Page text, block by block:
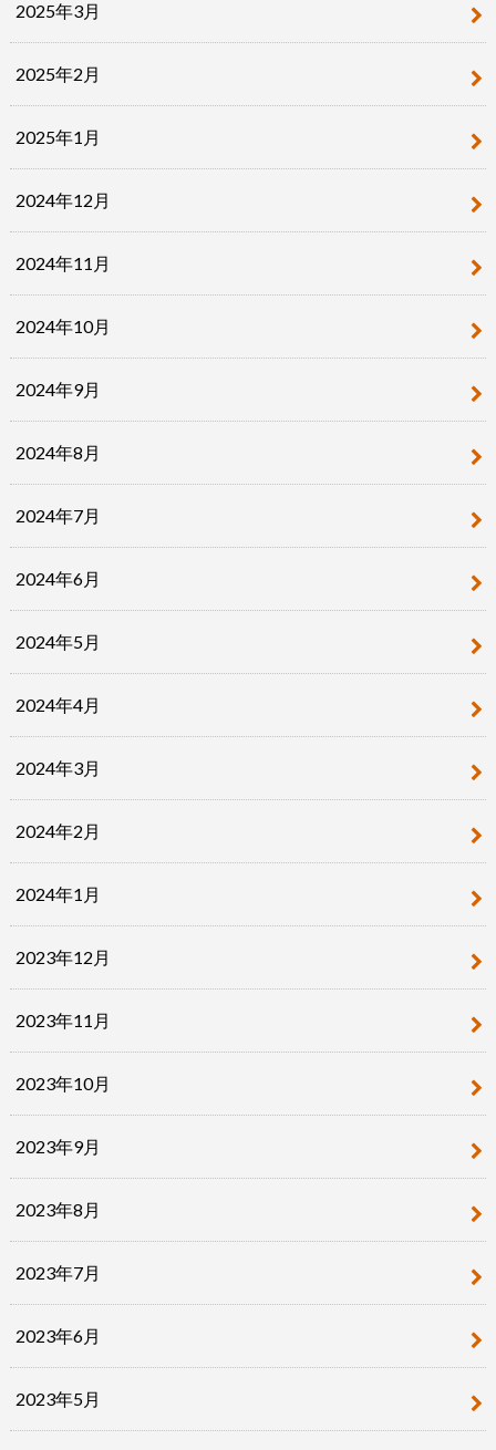
2025年3月
2025年2月
2025年1月
2024年12月
2024年11月
2024年10月
2024年9月
2024年8月
2024年7月
2024年6月
2024年5月
2024年4月
2024年3月
2024年2月
2024年1月
2023年12月
2023年11月
2023年10月
2023年9月
2023年8月
2023年7月
2023年6月
2023年5月